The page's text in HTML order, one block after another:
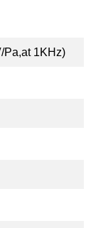
Pa,at 1KHz)